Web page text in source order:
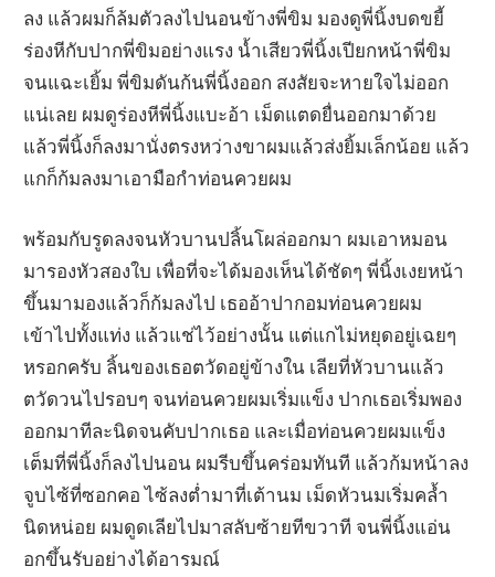
ลง แล้วผมก็ล้มตัวลงไปนอนข้างพี่ขิม มองดูพี่นิ้งบดขยี้
ร่องหีกับปากพี่ขิมอย่างแรง น้ำเสียวพี่นิ้งเปียกหน้าพี่ขิม
จนแฉะเยิ้ม พี่ขิมดันก้นพี่นิ้งออก สงสัยจะหายใจไม่ออก
แน่เลย ผมดูร่องหีพี่นิ้งแบะอ้า เม็ดแตดยื่นออกมาด้วย
แล้วพี่นิ้งก็ลงมานั่งตรงหว่างขาผมแล้วส่งยิ้มเล็กน้อย แล้ว
แกก็ก้มลงมาเอามือกำท่อนควยผม
พร้อมกับรูดลงจนหัวบานปลิ้นโผล่ออกมา ผมเอาหมอน
มารองหัวสองใบ เพื่อที่จะได้มองเห็นได้ชัดๆ พี่นิ้งเงยหน้า
ขึ้นมามองแล้วก็ก้มลงไป เธออ้าปากอมท่อนควยผม
เข้าไปทั้งแท่ง แล้วแช่ไว้อย่างนั้น แต่แกไม่หยุดอยู่เฉยๆ
หรอกครับ ลิ้นของเธอตวัดอยู่ข้างใน เลียที่หัวบานแล้ว
ตวัดวนไปรอบๆ จนท่อนควยผมเริ่มแข็ง ปากเธอเริ่มพอง
ออกมาทีละนิดจนคับปากเธอ และเมื่อท่อนควยผมแข็ง
เต็มที่พี่นิ้งก็ลงไปนอน ผมรีบขึ้นคร่อมทันที แล้วก้มหน้าลง
จูบไซ้ที่ซอกคอ ไซ้ลงต่ำมาที่เต้านม เม็ดหัวนมเริ่มคล้ำ
นิดหน่อย ผมดูดเลียไปมาสลับซ้ายทีขวาที จนพี่นิ้งแอ่น
อกขึ้นรับอย่างได้อารมณ์